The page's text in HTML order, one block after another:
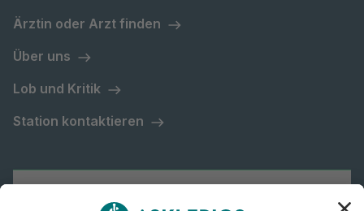
Ärztin oder Arzt finden
Über uns
Lob und Kritik
Station kontaktieren
Asklepios Gruppe